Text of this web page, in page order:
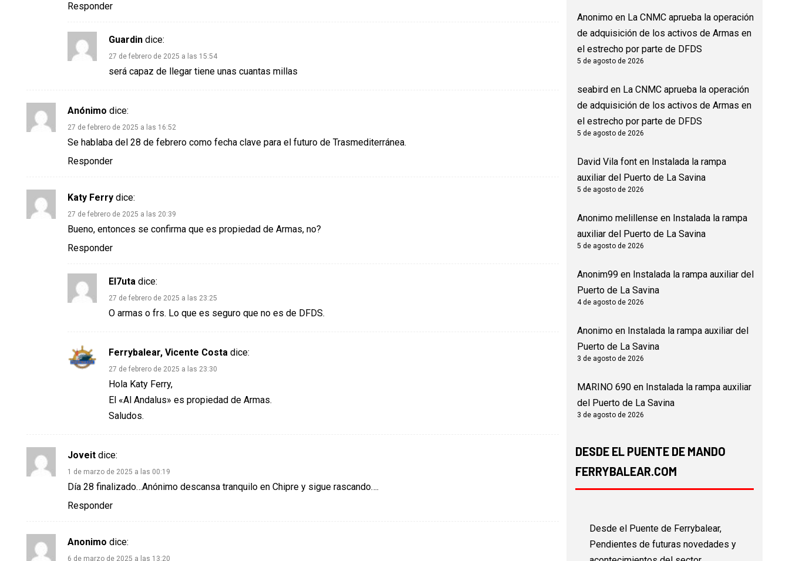
Responder
Guardin dice:
27 de febrero de 2025 a las 15:54
será capaz de llegar tiene unas cuantas millas
Anónimo dice:
27 de febrero de 2025 a las 16:52
Se hablaba del 28 de febrero como fecha clave para el futuro de Trasmediterránea.
Responder
Katy Ferry dice:
27 de febrero de 2025 a las 20:39
Bueno, entonces se confirma que es propiedad de Armas, no?
Responder
El7uta dice:
27 de febrero de 2025 a las 23:25
O armas o frs. Lo que es seguro que no es de DFDS.
Ferrybalear, Vicente Costa dice:
27 de febrero de 2025 a las 23:30
Hola Katy Ferry,
El «Al Andalus» es propiedad de Armas.
Saludos.
Joveit dice:
1 de marzo de 2025 a las 00:19
Día 28 finalizado…Anónimo descansa tranquilo en Chipre y sigue rascando….
Responder
Anonimo dice:
6 de marzo de 2025 a las 13:20
Anonimoen La CNMC aprueba la operación
de adquisición de los activos de Armas en
el estrecho por parte de DFDS
5 de agosto de 2026
seabirden La CNMC aprueba la operación
de adquisición de los activos de Armas en
el estrecho por parte de DFDS
5 de agosto de 2026
David Vila fonten Instalada la rampa
auxiliar del Puerto de La Savina
5 de agosto de 2026
Anonimo melillenseen Instalada la rampa
auxiliar del Puerto de La Savina
5 de agosto de 2026
Anonim99en Instalada la rampa auxiliar del
Puerto de La Savina
4 de agosto de 2026
Anonimoen Instalada la rampa auxiliar del
Puerto de La Savina
3 de agosto de 2026
MARINO 690en Instalada la rampa auxiliar
del Puerto de La Savina
3 de agosto de 2026
DESDE EL PUENTE DE MANDO
FERRYBALEAR.COM
Desde el Puente de Ferrybalear,
Pendientes de futuras novedades y